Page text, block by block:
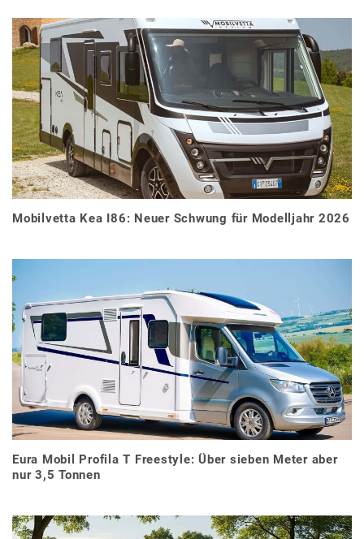
Mobilvetta Kea I86: Neuer Schwung für Modelljahr 2026
Eura Mobil Profila T Freestyle: Über sieben Meter aber
nur 3,5 Tonnen